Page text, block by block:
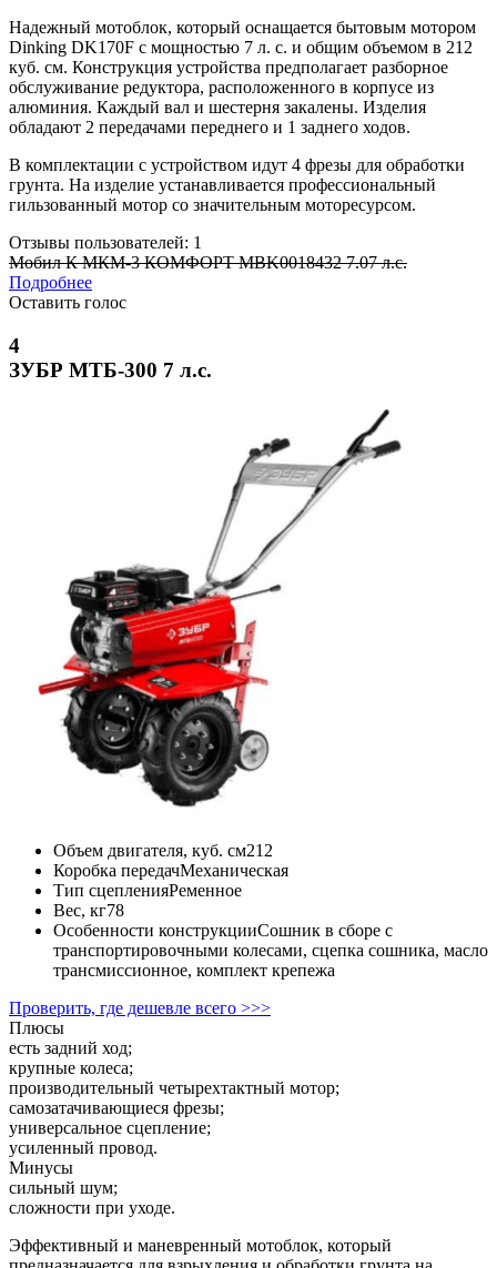
Надежный мотоблок, который оснащается бытовым мотором
Dinking DK170F с мощностью 7 л. с. и общим объемом в 212
куб. см. Конструкция устройства предполагает разборное
обслуживание редуктора, расположенного в корпусе из
алюминия. Каждый вал и шестерня закалены. Изделия
обладают 2 передачами переднего и 1 заднего ходов.
В комплектации с устройством идут 4 фрезы для обработки
грунта. На изделие устанавливается профессиональный
гильзованный мотор со значительным моторесурсом.
Отзывы пользователей: 1
Мобил К МКМ-3 КОМФОРТ MBK0018432 7.07 л.с.
Подробнее
Оставить голос
4
ЗУБР МТБ-300 7 л.с.
Объем двигателя, куб. см212
Коробка передачМеханическая
Тип сцепленияРеменное
Вес, кг78
Особенности конструкцииСошник в сборе с
транспортировочными колесами, сцепка сошника, масло
трансмиссионное, комплект крепежа
Проверить, где дешевле всего >>>
Плюсы
есть задний ход;
крупные колеса;
производительный четырехтактный мотор;
самозатачивающиеся фрезы;
универсальное сцепление;
усиленный провод.
Минусы
сильный шум;
сложности при уходе.
Эффективный и маневренный мотоблок, который